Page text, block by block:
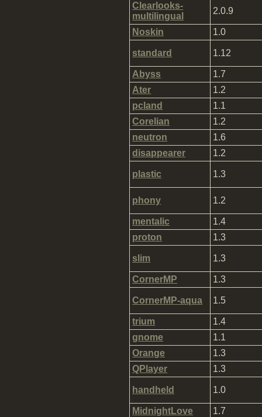
Clearlooks-
multilingual
2.0.9
Noskin 1.0
standard 1.12
Abyss
1.7
Ater
1.2
pcland
1.1
Corelian
1.2
neutron
1.6
disappearer
1.2
plastic 1.3
phony 1.2
mentalic
1.4
proton
1.3
slim 1.3
CornerMP 1.3
CornerMP-aqua 1.5
trium
1.4
gnome
1.1
Orange
1.3
QPlayer
1.3
handheld 1.0
MidnightLove 1.7